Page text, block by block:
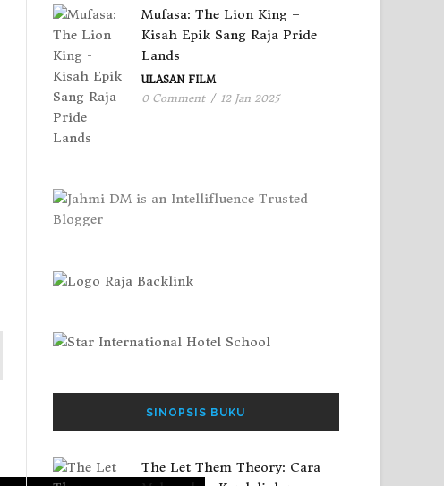
Mufasa: The Lion King –
Kisah Epik Sang Raja Pride
Lands
ULASAN FILM
0 Comment / 12 Jan 2025
SINOPSIS BUKU
The Let Them Theory: Cara